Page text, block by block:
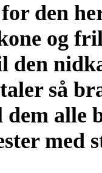
den
og
den
så
alle
med